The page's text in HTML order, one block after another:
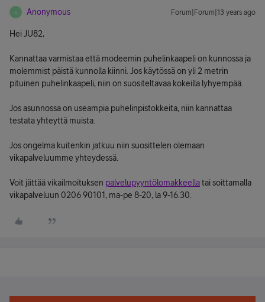
A Anonymous Forum|Forum|13 years ago
Hei JU82,
Kannattaa varmistaa että modeemin puhelinkaapeli on kunnossa ja
molemmist päistä kunnolla kiinni. Jos käytössä on yli 2 metrin
pituinen puhelinkaapeli, niin on suositeltavaa kokeilla lyhyempää.
Jos asunnossa on useampia puhelinpistokkeita, niin kannattaa
testata yhteyttä muista.
Jos ongelma kuitenkin jatkuu niin suosittelen olemaan
vikapalveluumme yhteydessä.
Voit jättää vikailmoituksen palvelupyyntölomakkeellatai soittamalla
vikapalveluun 0206 90101, ma-pe 8-20, la 9-16.30.